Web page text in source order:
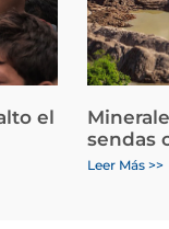
el
sendas
Leer Más >>